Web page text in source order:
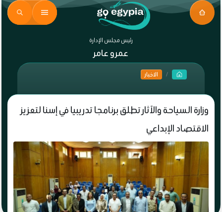
رئيس مجلس الإدارة
عمرو عامر
الاخبار
وزارة السياحة والآثار تطلق برنامجا تدريبيا في إسنا لتعزيز
الاقتصاد الإبداعي